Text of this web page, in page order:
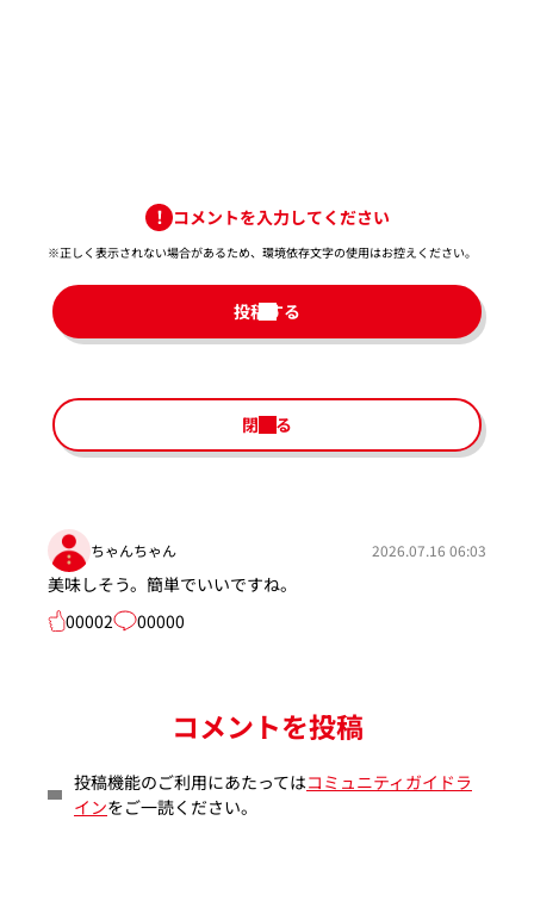
コメントを入力してください
※正しく表示されない場合があるため、環境依存文字の使用はお控えください。​
投稿する
閉じる
ちゃんちゃん 2026.07.16 06:03
美味しそう。簡単でいいですね。
00002
00000
コメントを投稿
投稿機能のご利用にあたってはコミュニティガイドラ
インをご一読ください。